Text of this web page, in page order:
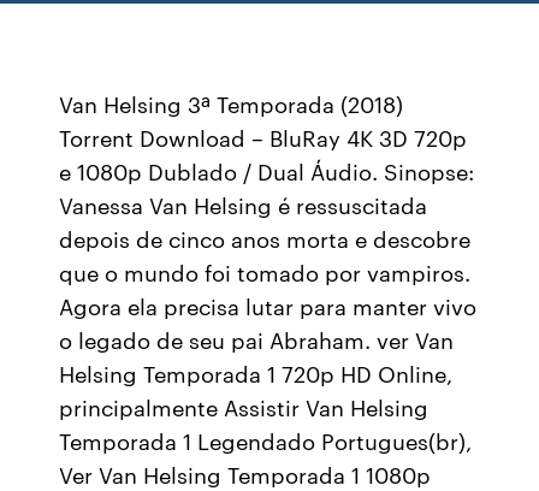
Van Helsing 3ª Temporada (2018)
Torrent Download – BluRay 4K 3D 720p
e 1080p Dublado / Dual Áudio. Sinopse:
Vanessa Van Helsing é ressuscitada
depois de cinco anos morta e descobre
que o mundo foi tomado por vampiros.
Agora ela precisa lutar para manter vivo
o legado de seu pai Abraham. ver Van
Helsing Temporada 1 720p HD Online,
principalmente Assistir Van Helsing
Temporada 1 Legendado Portugues(br),
Ver Van Helsing Temporada 1 1080p